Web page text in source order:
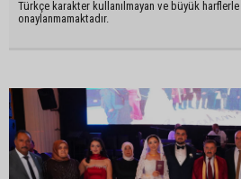
Türkçe karakter kullanılmayan ve büyük harflerle
onaylanmamaktadır.